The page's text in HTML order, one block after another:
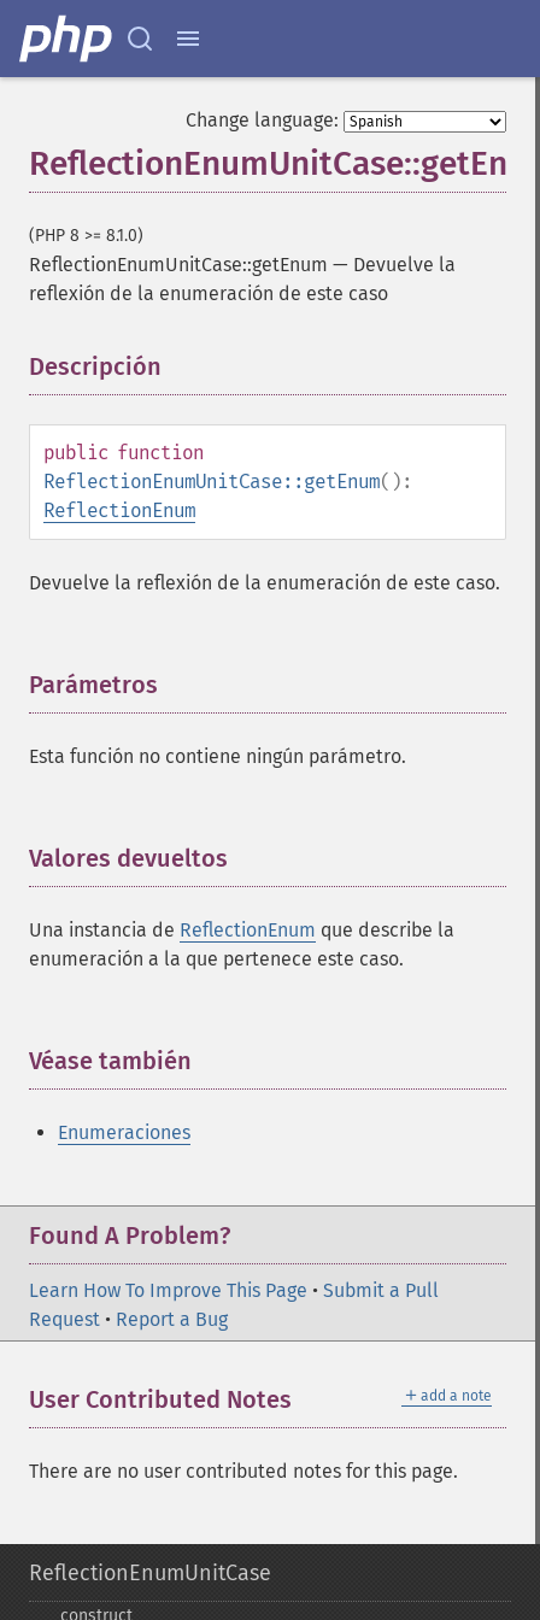
Change language:
(PHP 8 >= 8.1.0)
ReflectionEnumUnitCase::getEnum — Devuelve la
reflexión de la enumeración de este caso
Descripción
public function
ReflectionEnumUnitCase::getEnum():
ReflectionEnum
Devuelve la reflexión de la enumeración de este caso.
Parámetros
Esta función no contiene ningún parámetro.
Valores devueltos
Una instancia de ReflectionEnum que describe la
enumeración a la que pertenece este caso.
Véase también
Enumeraciones
Found A Problem?
Learn How To Improve This Page • Submit a Pull
Request • Report a Bug
＋ add a note
User Contributed Notes
There are no user contributed notes for this page.
ReflectionEnumUnitCase
_​_​construct